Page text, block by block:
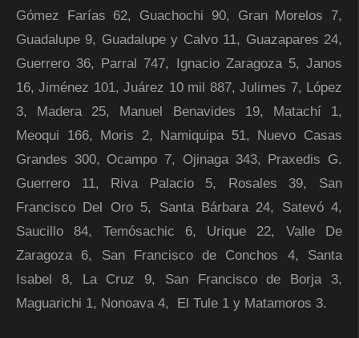
Gómez Farías 62, Guachochi 90, Gran Morelos 7,
Guadalupe 9, Guadalupe y Calvo 11, Guazapares 24,
Guerrero 36, Parral 747, Ignacio Zaragoza 5, Janos
16, Jiménez 101, Juárez 10 mil 887, Julimes 7, López
3, Madera 25, Manuel Benavides 19, Matachí 1,
Meoqui 166, Moris 2, Namiquipa 51, Nuevo Casas
Grandes 300, Ocampo 7, Ojinaga 343, Praxedis G.
Guerrero 11, Riva Palacio 5, Rosales 39, San
Francisco Del Oro 5, Santa Bárbara 24, Satevó 4,
Saucillo 84, Temósachic 6, Urique 22, Valle De
Zaragoza 6, San Francisco de Conchos 4, Santa
Isabel 8, La Cruz 9, San Francisco de Borja 3,
Maguarichi 1, Nonoava 4, El Tule 1 y Matamoros 3.